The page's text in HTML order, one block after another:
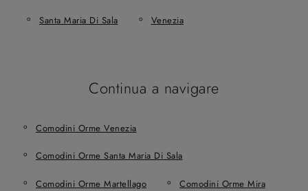
Santa Maria Di Sala Venezia
Continua a navigare
Comodini Orme Venezia
Comodini Orme Santa Maria Di Sala
Comodini Orme Martellago Comodini Orme Mira